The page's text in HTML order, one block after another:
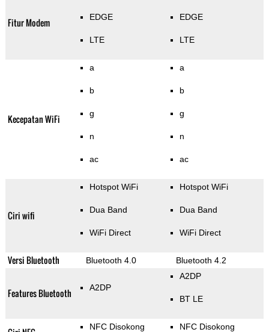
Fitur Modem EDGE
LTE
EDGE
LTE
Kecepatan WiFi
a
b
g
n
ac
a
b
g
n
ac
Ciri wifi
Hotspot WiFi
Dua Band
WiFi Direct
Hotspot WiFi
Dua Band
WiFi Direct
Versi Bluetooth Bluetooth 4.0 Bluetooth 4.2
Features Bluetooth A2DP
A2DP
BT LE
NFC Disokong NFC Disokong